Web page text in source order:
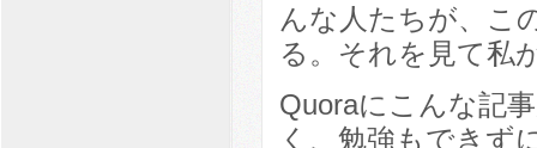
んな人たちが、こ
る。それを見て私
Quoraにこんな記
く、勉強もできず